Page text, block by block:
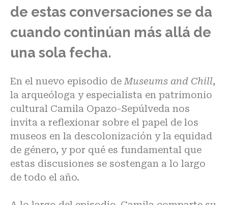
de estas conversaciones se da
cuando continúan más allá de
una sola fecha.
En el nuevo episodio de Museums and Chill,
la arqueóloga y especialista en patrimonio
cultural Camila Opazo-Sepúlveda nos
invita a reflexionar sobre el papel de los
museos en la descolonización y la equidad
de género, y por qué es fundamental que
estas discusiones se sostengan a lo largo
de todo el año.